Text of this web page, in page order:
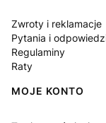
Zwroty i reklamacje
Pytania i
Regulaminy
Raty
MOJE KONTO